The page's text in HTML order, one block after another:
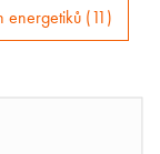
energetiků (11)